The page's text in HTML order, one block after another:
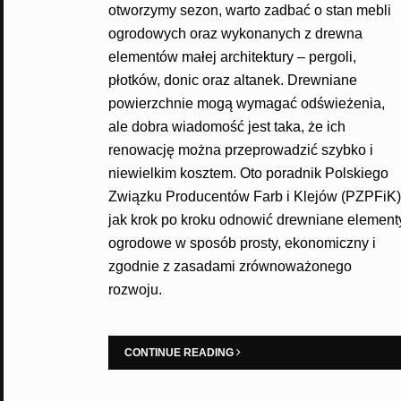
otworzymy sezon, warto zadbać o stan mebli
ogrodowych oraz wykonanych z drewna
elementów małej architektury – pergoli,
płotków, donic oraz altanek. Drewniane
powierzchnie mogą wymagać odświeżenia,
ale dobra wiadomość jest taka, że ich
renowację można przeprowadzić szybko i
niewielkim kosztem. Oto poradnik Polskiego
Związku Producentów Farb i Klejów
jak krok po kroku odnowić drewniane
ogrodowe w sposób prosty, ekonomiczny i
zgodnie z zasadami zrównoważonego
rozwoju.
CONTINUE READING